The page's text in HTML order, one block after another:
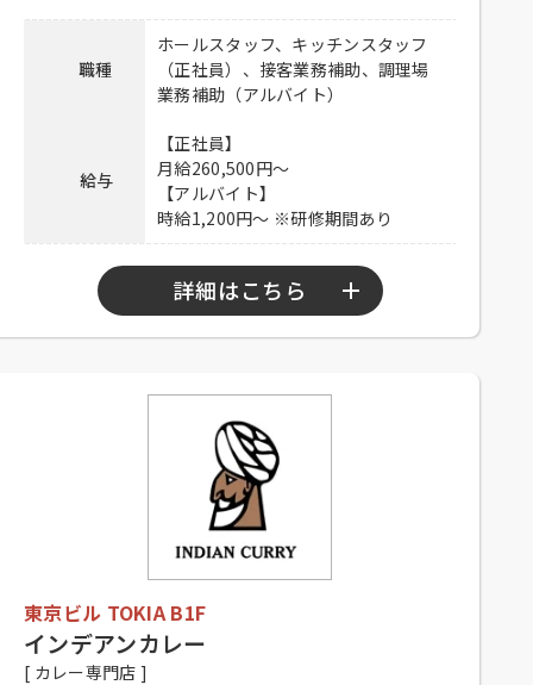
内割引有り、交通費全額支給
【アルバイト】
社員登用有り、昇給有り、社保完
備、社内割引有り、交通費全額支給
【正社員・契約社員】
メールアドレスに履歴書・職務経歴
書を添付のうえご応募ください。
Mail：RCatFujimino@garmin.com
メールアドレスにご連絡ください。
Mail：GJStore.Saiyo@garmin.com
職種
ホールスタッフ、キッチンスタッフ
（正社員）、接客業務補助、調理場
業務補助（アルバイト）
給与
【正社員】
月給260,500円～
【アルバイト】
時給1,200円～ ※研修期間あり
詳細はこちら
シフト制（要相談）
【正社員】
シフト制※休憩あり、経験者優遇、
未経験者可
【アルバイト】
シフト制（要相談）、大学生可、主
婦歓迎、フリーター歓迎、中・高齢
歓迎、経験者優遇、未経験者可
東京ビル TOKIA B1F
インデアンカレー
[ カレー専門店 ]